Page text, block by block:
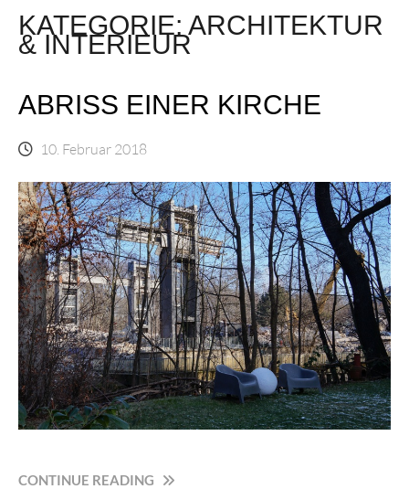
KATEGORIE: ARCHITEKTUR
& INTERIEUR
ABRISS EINER KIRCHE
10. Februar 2018
CONTINUE READING
„ABRISS